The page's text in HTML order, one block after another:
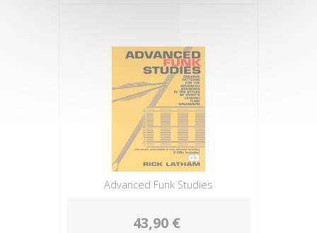
Advanced Funk Studies
43,90 €